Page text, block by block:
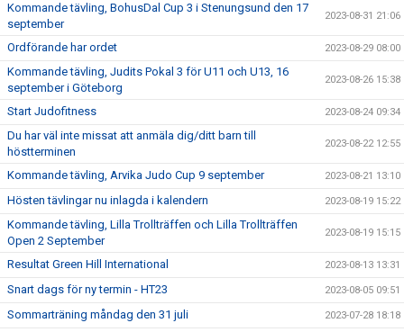
Kommande tävling, BohusDal Cup 3 i Stenungsund den 17
september
2023-08-31 21:06
Ordförande har ordet 2023-08-29 08:00
Kommande tävling, Judits Pokal 3 för U11 och U13, 16
september i Göteborg
2023-08-26 15:38
Start Judofitness 2023-08-24 09:34
Du har väl inte missat att anmäla dig/ditt barn till
höstterminen
2023-08-22 12:55
Kommande tävling, Arvika Judo Cup 9 september 2023-08-21 13:10
Hösten tävlingar nu inlagda i kalendern 2023-08-19 15:22
Kommande tävling, Lilla Trollträffen och Lilla Trollträffen
Open 2 September
2023-08-19 15:15
Resultat Green Hill International 2023-08-13 13:31
Snart dags för ny termin - HT23 2023-08-05 09:51
Sommarträning måndag den 31 juli 2023-07-28 18:18